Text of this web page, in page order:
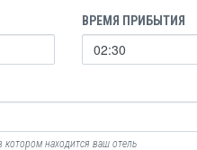
ВРЕМЯ ПРИБЫТИЯ
котором находится ваш отель